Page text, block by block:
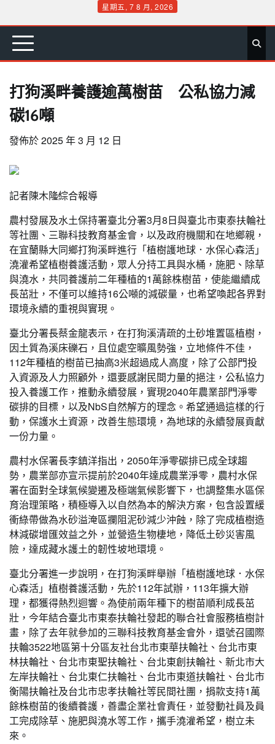
content
星期五, 7 8 月, 2026
首 要 娛 生 社 文 公 運 旅 政 地 專
打狗溪畔養護逾萬樹苗 公私協力減
碳16噸
發佈於2025 年 3 月 12 日
記者陳木隆∕綜合報導
農村發展及水土保持署臺北分署3月8日與臺北市東泰扶輪社
等社團、三聯科技教育基金會，以及政府機關和在地鄉親，
在宜蘭縣大同鄉打狗溪畔進行「植樹護地球．水保心森活」
澆灌希望植樹養護活動，眾人分持工具與水桶，施肥、除草
與澆水，共同養護前二年種植的1萬餘株樹苗，使能繼續成
長茁壯，不僅可以維持16公噸的減碳量，也希望喚起各界對
環境永續的重視與實現。
臺北分署長蔡金龍表示，在打狗溪清疏的土砂堆置區植樹，
因土質為溪床礫石，且位處空曠風勢強，立地條件不佳，
112年種植的樹苗已抽高3米超過成人高度，除了公部門投
入資源及人力照顧外，還要感謝民間力量的挹注，公私協力
投入養護工作，推動永續發展，實現2040年農業部門淨零
碳排的目標，以及NbS自然解方的理念。希望通過這樣的行
動，保護水土資源，改善生態環境，為地球的永續發展貢獻
一份力量。
農村水保署長李鎮洋指出，2050年淨零碳排已成全球趨
勢，農業部亦宣示提前於2040年達成農業淨零，農村水保
署在面對全球氣候變遷及極端氣候影響下，也調整集水區保
育治理策略，積極導入以自然為本的解決方案，包含設置緩
衝綠帶做為水砂溢淹區攔阻泥砂減少沖蝕，除了完成植樹造
林減碳增匯效益之外，並營造生物棲地，降低土砂災害風
險，達成藏水護土的韌性坡地環境。
臺北分署進一步說明，在打狗溪畔舉辦「植樹護地球．水保
心森活」植樹養護活動，先於112年試辦，113年擴大辦
理，都獲得熱烈迴響。為使前兩年種下的樹苗順利成長茁
壯，今年結合臺北市東泰扶輪社發起的聯合社會服務植樹計
畫，除了去年就參加的三聯科技教育基金會外，還號召國際
扶輪3522地區第十分區友社台北市東華扶輪社、台北市東
林扶輪社、台北市東聖扶輪社、台北東創扶輪社、新北市大
左岸扶輪社、台北東仁扶輪社、台北市東道扶輪社、台北市
衡陽扶輪社及台北市忠孝扶輪社等民間社團，捐款支持1萬
餘株樹苗的後續養護，善盡企業社會責任，並發動社員及員
工完成除草、施肥與澆水等工作，攜手澆灌希望，樹立未
來。